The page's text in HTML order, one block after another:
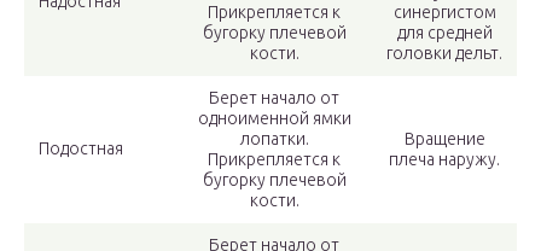
Прикрепляется к
бугорку плечевой
кости.
синергистом
для средней
головки дельт.
Подостная
Берет начало от
одноименной ямки
лопатки.
Прикрепляется к
бугорку плечевой
кости.
Вращение
плеча наружу.
Берет начало от